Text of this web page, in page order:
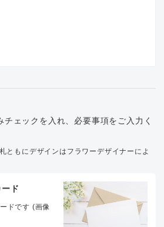
チェックを入れ、必要事項をご入力く
ともにデザインはフラワーデザイナーによ
ド
ドです (画像